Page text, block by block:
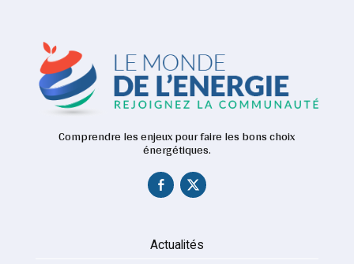
Comprendre les enjeux pour faire les bons choix
énergétiques.
Actualités